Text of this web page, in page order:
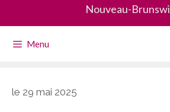
Nouveau-
Menu
le 29 mai 2025